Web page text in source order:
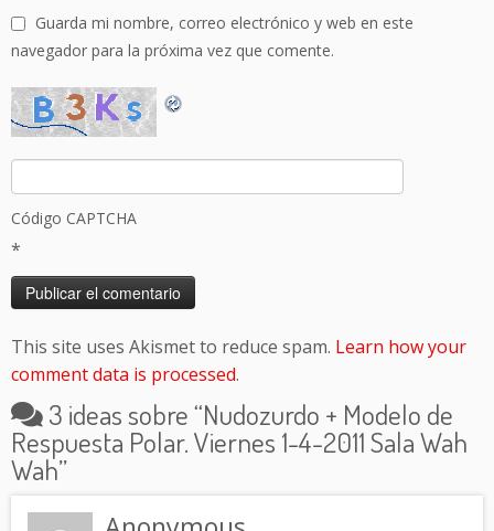
Guarda mi nombre, correo electrónico y web en este
navegador para la próxima vez que comente.
Código CAPTCHA
*
This site uses Akismet to reduce spam. Learn how your
comment data is processed.
3 ideas sobre “Nudozurdo + Modelo de
Respuesta Polar. Viernes 1-4-2011 Sala Wah
Wah”